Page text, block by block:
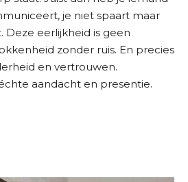
je niet spaart maar
Deze eerlijkheid is geen
zonder ruis. En precies
en vertrouwen.
aandacht en presentie.